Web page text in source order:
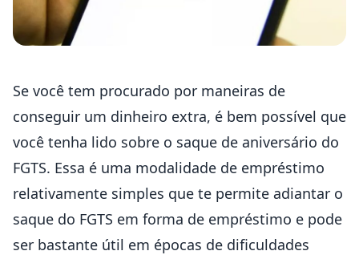
Se você tem procurado por maneiras de
conseguir um dinheiro extra, é bem possível que
você tenha lido sobre o saque de aniversário do
FGTS. Essa é uma modalidade de empréstimo
relativamente simples que te permite adiantar o
saque do FGTS em forma de empréstimo e pode
ser bastante útil em épocas de dificuldades